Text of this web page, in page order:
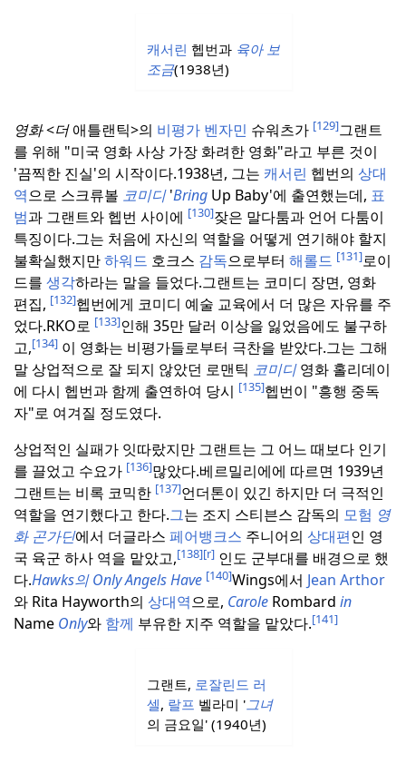
캐서린 헵번과 육아 보
조금(1938년)
영화<더애틀랜틱>의 비평가 벤자민 슈워츠가 [129]그랜트
를 위해 "미국 영화 사상 가장 화려한 영화"라고 부른 것이
'끔찍한 진실'의 시작이다.1938년, 그는 캐서린 헵번의 상대
역으로 스크류볼 코미디'Bring Up Baby'에 출연했는데, 표
범과 그랜트와 헵번 사이에 [130]잦은 말다툼과 언어 다툼이
특징이다.그는 처음에 자신의 역할을 어떻게 연기해야 할지
불확실했지만하워드 호크스 감독으로부터 해롤드 [131]로이
드를 생각하라는 말을 들었다.그랜트는 코미디 장면, 영화
편집, [132]헵번에게 코미디 예술 교육에서 더 많은 자유를 주
었다.RKO로 [133]인해 35만 달러 이상을 잃었음에도 불구하
고,[134] 이 영화는 비평가들로부터 극찬을 받았다.그는 그해
말 상업적으로 잘 되지 않았던 로맨틱 코미디영화 홀리데이
에 다시 헵번과 함께 출연하여 당시 [135]헵번이 "흥행 중독
자"로 여겨질 정도였다.
상업적인 실패가 잇따랐지만 그랜트는 그 어느 때보다 인기
를 끌었고 수요가 [136]많았다.베르밀리에에 따르면 1939년
그랜트는 비록 코믹한 [137]언더톤이 있긴 하지만 더 극적인
역할을 연기했다고 한다.그는 조지 스티븐스 감독의 모험 영
화 곤가딘에서 더글라스 페어뱅크스 주니어의 상대편인 영
국 육군 하사 역을 맡았고,[138][r] 인도 군부대를 배경으로 했
다.Hawks의 Only Angels Have [140]Wings에서 Jean Arthor
와 Rita Hayworth의 상대역으로, Carole Rombard in
Name Only와 함께 부유한 지주 역할을 맡았다.[141]
그랜트, 로잘린드 러
셀, 랄프 벨라미 ' 그녀
의 금요일' (1940년)